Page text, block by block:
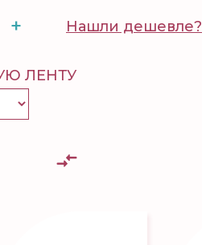
+ Нашли дешевле?
ЛЕНТУ